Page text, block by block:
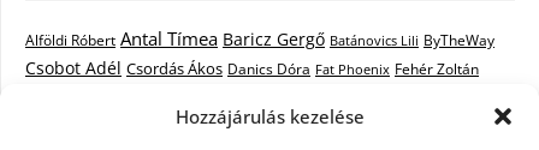
Hozzájárulás kezelése
Alföldi Róbert Antal Tímea Baricz Gergő Batánovics Lili ByTheWay
Csobot Adél Csordás Ákos Danics Dóra Fat Phoenix Fehér Zoltán
Kovács László Stone